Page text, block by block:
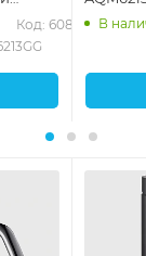
Код: 60867сталь
В